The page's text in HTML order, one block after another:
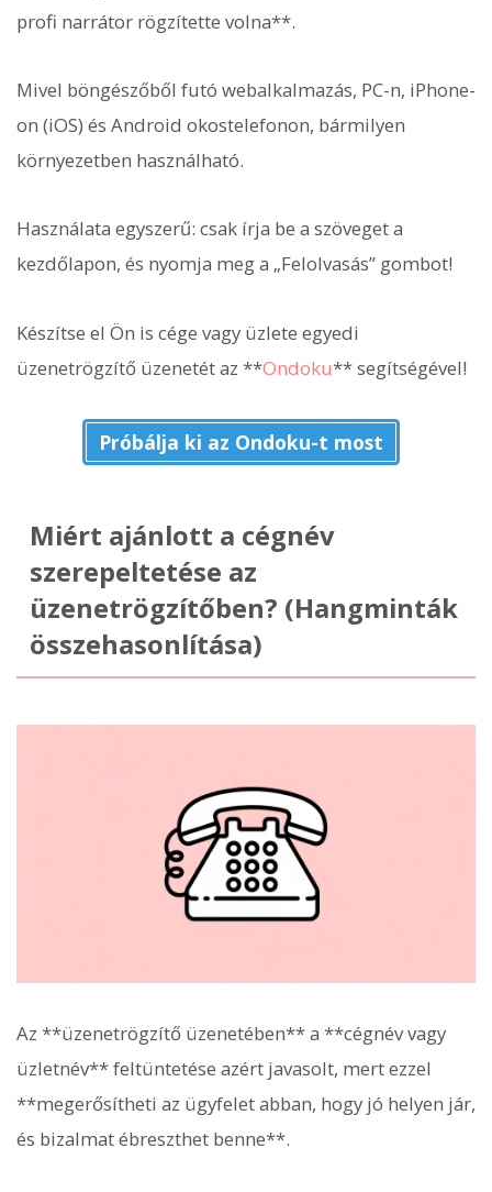
profi narrátor rögzítette volna**.
Mivel böngészőből futó webalkalmazás, PC-n, iPhone-
on (iOS) és Android okostelefonon, bármilyen
környezetben használható.
Használata egyszerű: csak írja be a szöveget a
kezdőlapon, és nyomja meg a „Felolvasás” gombot!
Készítse el Ön is cége vagy üzlete egyedi
üzenetrögzítő üzenetét az **Ondoku** segítségével!
Próbálja ki az Ondoku-t most
Miért ajánlott a cégnév
szerepeltetése az
üzenetrögzítőben? (Hangminták
összehasonlítása)
Az **üzenetrögzítő üzenetében** a **cégnév vagy
üzletnév** feltüntetése azért javasolt, mert ezzel
**megerősítheti az ügyfelet abban, hogy jó helyen jár,
és bizalmat ébreszthet benne**.